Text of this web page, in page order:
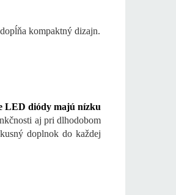
kompaktný dizajn.
LED diódy majú nízku
aj pri dlhodobom
doplnok do každej